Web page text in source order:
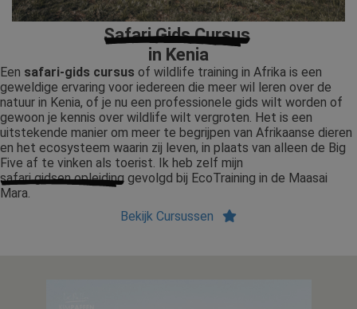
Safari Gids Cursus
in Kenia
Een safari-gids cursus of wildlife training in Afrika is een
geweldige ervaring voor iedereen die meer wil leren over de
natuur in Kenia, of je nu een professionele gids wilt worden of
gewoon je kennis over wildlife wilt vergroten. Het is een
uitstekende manier om meer te begrijpen van Afrikaanse dieren
en het ecosysteem waarin zij leven, in plaats van alleen de Big
Five af te vinken als toerist. Ik heb zelf mijn
safari gidsen opleiding gevolgd bij EcoTraining in de Maasai
Mara.
Bekijk Cursussen